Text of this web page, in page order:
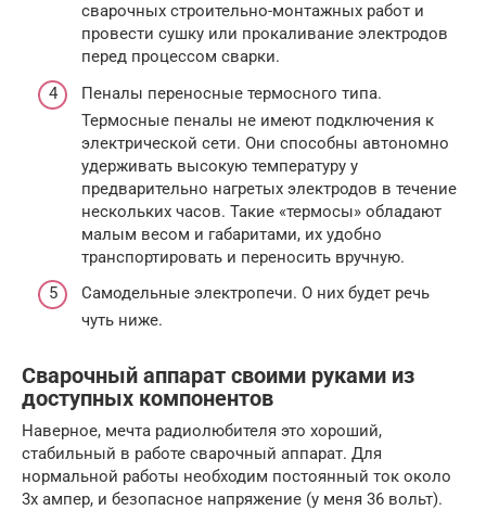
сварочных строительно-монтажных работ и
провести сушку или прокаливание электродов
перед процессом сварки.
Пеналы переносные термосного типа.
Термосные пеналы не имеют подключения к
электрической сети. Они способны автономно
удерживать высокую температуру у
предварительно нагретых электродов в течение
нескольких часов. Такие «термосы» обладают
малым весом и габаритами, их удобно
транспортировать и переносить вручную.
Самодельные электропечи. О них будет речь
чуть ниже.
Сварочный аппарат своими руками из
доступных компонентов
Наверное, мечта радиолюбителя это хороший,
стабильный в работе сварочный аппарат. Для
нормальной работы необходим постоянный ток около
3х ампер, и безопасное напряжение (у меня 36 вольт).